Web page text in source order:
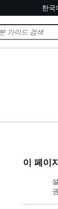
한국
이 페이